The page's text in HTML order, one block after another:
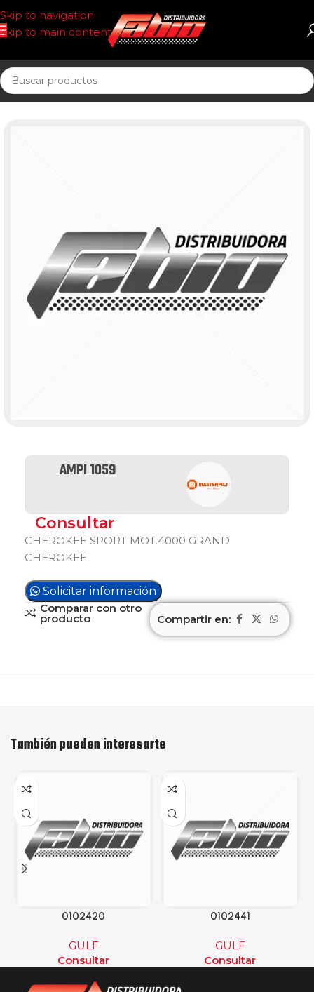
Skip to navigation
Skip to main content
Inicio FILTRO AIRE T/PANEL
AMPI 1059
Consultar
CHEROKEE SPORT MOT.4000 GRAND
CHEROKEE
Solicitar información
Comparar con otro
producto Compartir en:
También pueden interesarte
0102420
GULF
Consultar
0102441
GULF
Consultar